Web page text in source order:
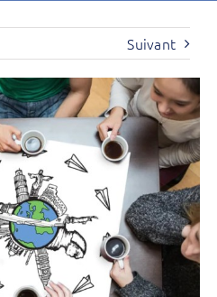
Suivant